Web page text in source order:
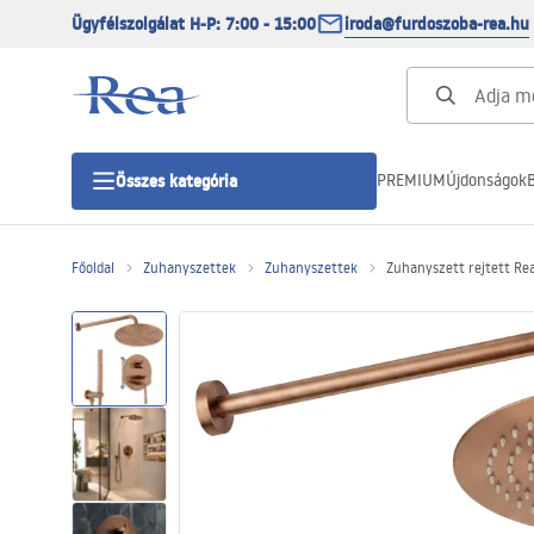
Ügyfélszolgálat H-P: 7:00 - 15:00 iroda@furdoszoba-rea.hu
Összes kategória
Zuhanyajtó
Zuhanytálcák
Zuhanylefolyók
PREMIUMÚjdonságok
Főoldal Zuhanyszettek Zuhanyszettek Zuhanyszett rejtett Rea